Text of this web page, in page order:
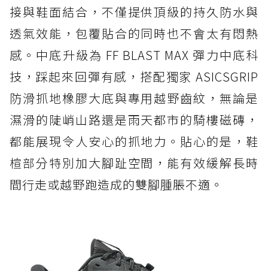
接與鞋面結合，不僅提供頂級的持久防水與
透氣效能，包覆貼合的同時也不會太有悶熱
感。中底升級為 FF BLAST MAX 彈力中底科
技，踩起來回彈有感，搭配獨家 ASICSGRIP
防滑抓地橡膠大底與專用越野齒紋，無論是
濕滑的陡峭山路還是雨天都市的騎樓磁磚，
都能展現令人安心的抓地力。貼心的是，鞋
楦部分特別加大腳趾空間，能有效緩解長時
間行走或越野跑造成的雙腳腫脹不適。